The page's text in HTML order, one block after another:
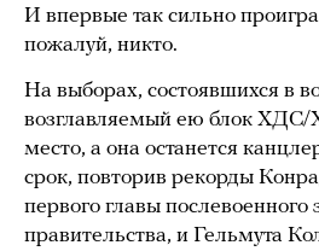
И впервые так сильно
пожалуй, никто.
На выборах, состоявшихся в
возглавляемый ею блок ХДС/
место, а она останется
срок, повторив рекорды
первого главы послевоенного
правительства, и Гельмута